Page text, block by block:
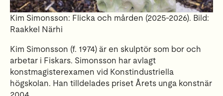
Kim Simonsson: Flicka och mården (2025-2026). Bild:
Raakkel Närhi
Kim Simonsson (f. 1974) är en skulptör som bor och
arbetar i Fiskars. Simonsson har avlagt
konstmagisterexamen vid Konstindustriella
högskolan. Han tilldelades priset Årets unga konstnär